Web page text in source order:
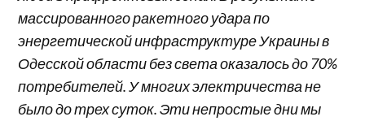
массированного ракетного удара по
энергетической инфраструктуре Украины в
Одесской области без света оказалось до 70%
потребителей. У многих электричества не
было до трех суток. Эти непростые дни мы